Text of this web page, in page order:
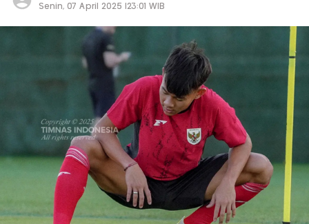
Senin, 07 April 2025 |23:01 WIB